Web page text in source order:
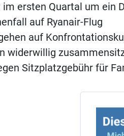
im ersten Quartal um ein
auf Ryanair-Flug
auf
widerwillig
Sitzplatzgebühr für